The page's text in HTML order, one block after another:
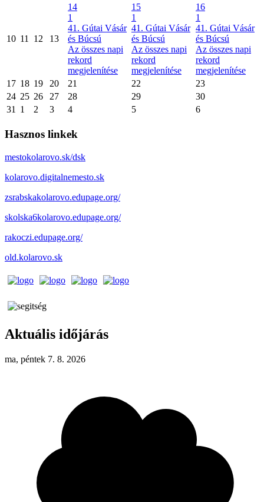
10 11 12 13
14
1
41. Gútai Vásár
és Búcsú
Az összes napi
rekord
megjelenítése
15
1
41. Gútai Vásár
és Búcsú
Az összes napi
rekord
megjelenítése
16
1
41. Gútai Vásár
és Búcsú
Az összes napi
rekord
megjelenítése
17 18 19 20 21 22
23
24 25 26 27 28 29
30
31
1 2 3 4 5 6
Hasznos linkek
mestokolarovo.sk/dsk
kolarovo.digitalnemesto.sk
zsrabskakolarovo.edupage.org/
skolska6kolarovo.edupage.org/
rakoczi.edupage.org/
old.kolarovo.sk
Aktuális időjárás
ma, péntek 7. 8. 2026